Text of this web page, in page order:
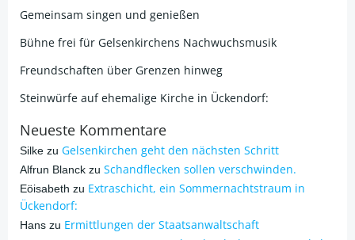
Gemeinsam singen und genießen
Bühne frei für Gelsenkirchens Nachwuchsmusik
Freundschaften über Grenzen hinweg
Steinwürfe auf ehemalige Kirche in Ückendorf:
Neueste Kommentare
Silke zu Gelsenkirchen geht den nächsten Schritt
Alfrun Blanck zu Schandflecken sollen verschwinden.
Eöisabeth zu Extraschicht, ein Sommernachtstraum in
Ückendorf:
Hans zu Ermittlungen der Staatsanwaltschaft